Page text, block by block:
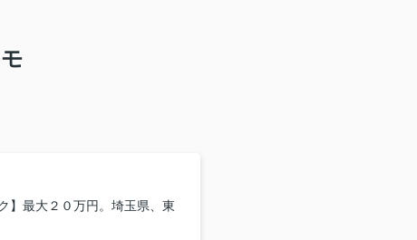
】最大２０万円。埼玉県、東